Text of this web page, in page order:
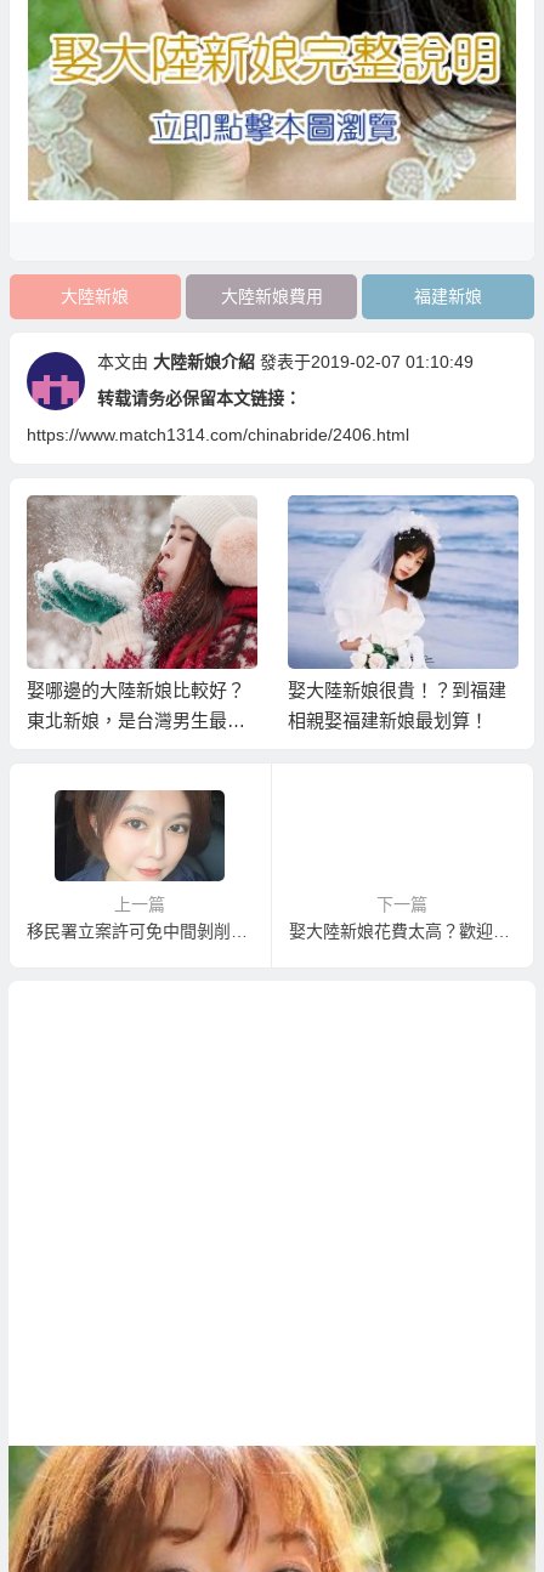
大陸新娘 大陸新娘費用 福建新娘
本文由 大陸新娘介紹 發表于2019-02-07 01:10:49
转载请务必保留本文链接：
https://www.match1314.com/chinabride/2406.html
娶哪邊的大陸新娘比較好？
東北新娘，是台灣男生最值
娶大陸新娘很貴！？到福建
相親娶福建新娘最划算！
上一篇
下一篇